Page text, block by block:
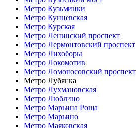
Метро Кузьминки
Метро Кунцевская
Метро Курская
Метро Ленинский проспект
Метро Лермонтовский проспект
Метро Лихоборы
Метро Локомотив
Метро Ломоносовский проспект
Метро Лубянка
Метро Лухмановская
Метро Люблино
Метро Марьина Роща
Метро Марьино
Метро Маяковская